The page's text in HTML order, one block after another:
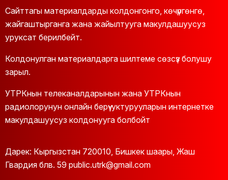
Сайттагы материалдарды колдонгонго, көчүргөнгө,
жайгаштырганга жана жайылтууга макулдашуусуз
уруксат берилбейт.
Колдонулган материалдарга шилтеме сөзсүз болушу
зарыл.
УТРКнын телеканалдарынын жана УТРКнын
радиолорунун онлайн берүү-уктурууларын интернетке
макулдашуусуз колдонууга болбойт
Дарек: Кыргызстан 720010, Бишкек шаары, Жаш
Гвардия блв. 59 public.utrk@gmail.com